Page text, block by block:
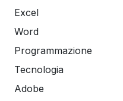
Excel
Word
Programmazione
Tecnologia
Adobe